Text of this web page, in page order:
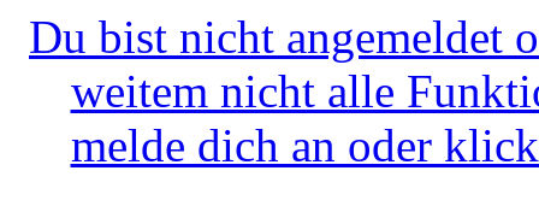
Du bist nicht angemeldet
weitem nicht alle
melde dich an oder